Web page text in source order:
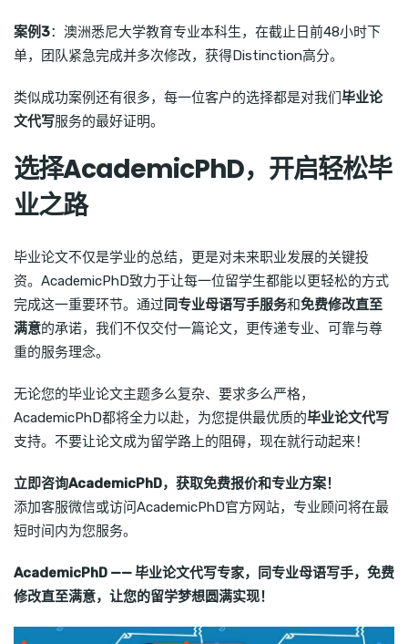
案例3：澳洲悉尼大学教育专业本科生，在截止日前48小时下
单，团队紧急完成并多次修改，获得Distinction高分。
类似成功案例还有很多，每一位客户的选择都是对我们毕业论
文代写服务的最好证明。
选择AcademicPhD，开启轻松毕
业之路
毕业论文不仅是学业的总结，更是对未来职业发展的关键投
资。AcademicPhD致力于让每一位留学生都能以更轻松的方式
完成这一重要环节。通过同专业母语写手服务和免费修改直至
满意的承诺，我们不仅交付一篇论文，更传递专业、可靠与尊
重的服务理念。
无论您的毕业论文主题多么复杂、要求多么严格，
AcademicPhD都将全力以赴，为您提供最优质的毕业论文代写
支持。不要让论文成为留学路上的阻碍，现在就行动起来！
立即咨询AcademicPhD，获取免费报价和专业方案！
添加客服微信或访问AcademicPhD官方网站，专业顾问将在最
短时间内为您服务。
AcademicPhD —— 毕业论文代写专家，同专业母语写手，免费
修改直至满意，让您的留学梦想圆满实现！